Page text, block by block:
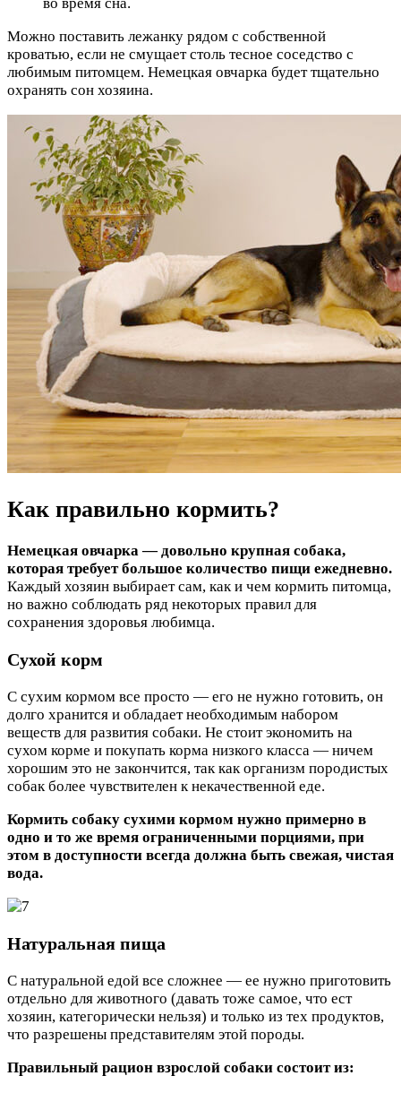
Можно поставить лежанку рядом с собственной
кроватью, если не смущает столь тесное соседство с
любимым питомцем. Немецкая овчарка будет тщательно
охранять сон хозяина.
Как правильно кормить?
Немецкая овчарка — довольно крупная собака,
которая требует большое количество пищи ежедневно.
Каждый хозяин выбирает сам, как и чем кормить питомца,
но важно соблюдать ряд некоторых правил для
сохранения здоровья любимца.
Сухой корм
С сухим кормом все просто — его не нужно готовить, он
долго хранится и обладает необходимым набором
веществ для развития собаки. Не стоит экономить на
сухом корме и покупать корма низкого класса — ничем
хорошим это не закончится, так как организм породистых
собак более чувствителен к некачественной еде.
Кормить собаку сухими кормом нужно примерно в
одно и то же время ограниченными порциями, при
этом в доступности всегда должна быть свежая, чистая
вода.
Натуральная пища
С натуральной едой все сложнее — ее нужно приготовить
отдельно для животного (давать тоже самое, что ест
хозяин, категорически нельзя) и только из тех продуктов,
что разрешены представителям этой породы.
Правильный рацион взрослой собаки состоит из: